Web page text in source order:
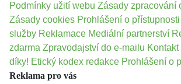
Podmínky užití webu Zásady zpracování
Zásady cookies Prohlášení o přístupnosti
služby Reklamace Mediální partnerství
zdarma Zpravodajství do e-mailu Kontakt
díky! Etický kodex redakce Prohlášení o
Reklama pro vás